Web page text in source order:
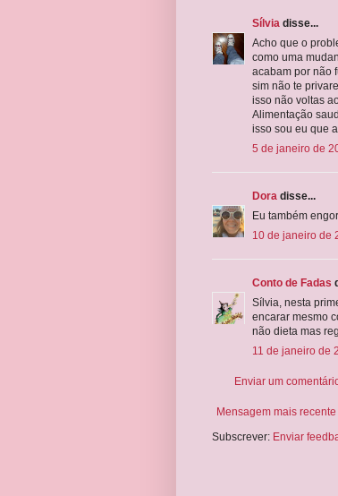
Sílvia disse...
Acho que o
como uma
acabam por não
sim não te
isso não voltas
Alimentação
isso sou eu que
5 de janeiro de
Dora disse...
Eu também
10 de janeiro de
Conto de Fadas
Sílvia, nesta
encarar mesmo
não dieta mas
11 de janeiro de
Enviar um
Mensagem mais recente
Subscrever: Enviar